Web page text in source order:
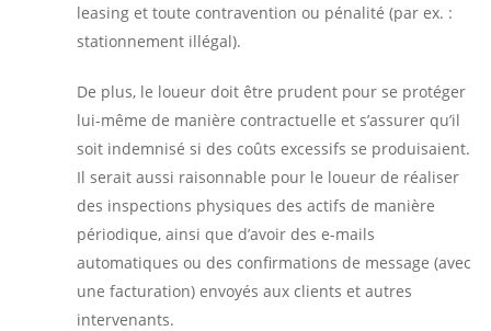
leasing et toute contravention ou pénalité (par ex. :
stationnement illégal).
De plus, le loueur doit être prudent pour se protéger
lui-même de manière contractuelle et s’assurer qu’il
soit indemnisé si des coûts excessifs se produisaient.
Il serait aussi raisonnable pour le loueur de réaliser
des inspections physiques des actifs de manière
périodique, ainsi que d’avoir des e-mails
automatiques ou des confirmations de message (avec
une facturation) envoyés aux clients et autres
intervenants.